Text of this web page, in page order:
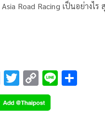
Racing เป็นอย่างไร สุดสัปดาห์นี้ เราจะ
F
ac
e
T
wi
tt
C
o
p
Li